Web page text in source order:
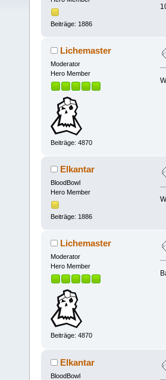
Beiträge: 1886
Lichemaster
Moderator
Hero Member
Beiträge: 4870
Elkantar
BloodBowl
Hero Member
Beiträge: 1886
Lichemaster
Moderator
Hero Member
Beiträge: 4870
Elkantar
BloodBowl